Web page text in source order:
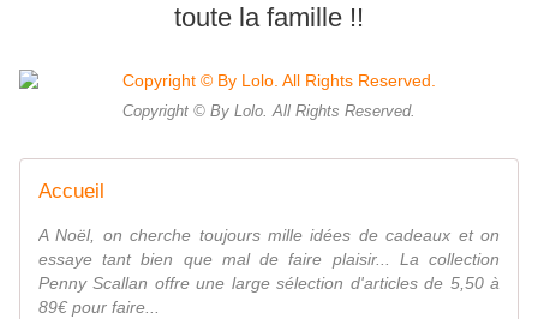
toute la famille !!
Copyright © By Lolo. All Rights Reserved.
Accueil
A Noël, on cherche toujours mille idées de cadeaux et on
essaye tant bien que mal de faire plaisir... La collection
Penny Scallan offre une large sélection d'articles de 5,50 à
89€ pour faire...